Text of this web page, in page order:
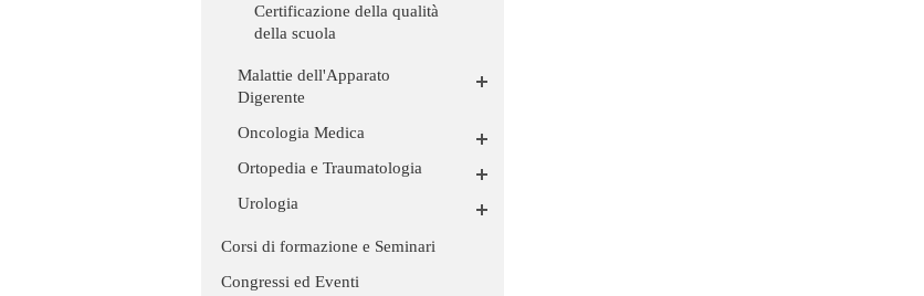
Certificazione della qualità
della scuola
Malattie dell'Apparato
Digerente
Oncologia Medica
Ortopedia e Traumatologia
Urologia
Corsi di formazione e Seminari
Congressi ed Eventi